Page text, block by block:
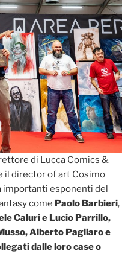
di Lucca Comics &
il director of art Cosimo
importanti esponenti del
come Paolo Barbieri,
Caluri e Lucio Parrillo,
, Alberto Pagliaro e
dalle loro case o